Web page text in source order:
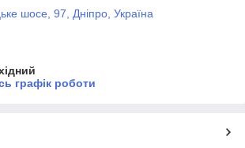
шосе, 97, Дніпро, Україна
графік роботи